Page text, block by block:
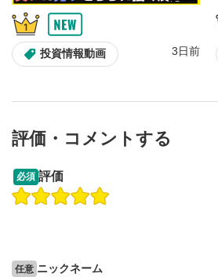
投資情報動画 3日前
操作説明動画
評価・コメントする
必須 評価
任意 ニックネーム